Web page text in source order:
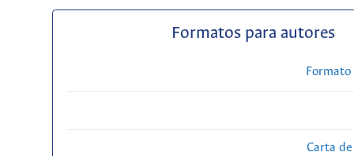
Formatos para autores
Carta